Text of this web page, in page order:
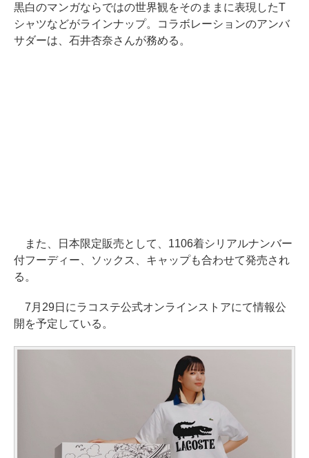
黒白のマンガならではの世界観をそのままに表現したT
シャツなどがラインナップ。コラボレーションのアンバ
サダーは、石井杏奈さんが務める。
また、日本限定販売として、1106着シリアルナンバー
付フーディー、ソックス、キャップも合わせて発売され
る。
7月29日にラコステ公式オンラインストアにて情報公
開を予定している。